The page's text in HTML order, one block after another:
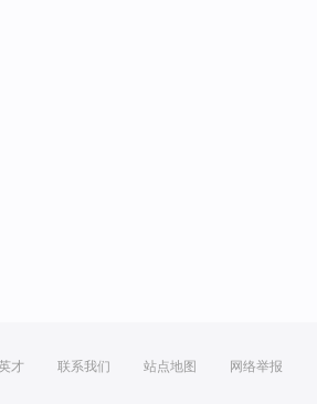
才 联系我们 站点地图 网络举报